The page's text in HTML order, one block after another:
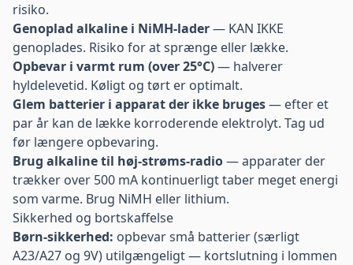
risiko.
Genoplad alkaline i NiMH-lader— KAN IKKE
genoplades. Risiko for at sprænge eller lække.
Opbevar i varmt rum (over 25°C)— halverer
hyldelevetid. Køligt og tørt er optimalt.
Glem batterier i apparat der ikke bruges— efter et
par år kan de lække korroderende elektrolyt. Tag ud
før længere opbevaring.
Brug alkaline til høj-strøms-radio— apparater der
trækker over 500 mA kontinuerligt taber meget energi
som varme. Brug NiMH eller lithium.
Sikkerhed og bortskaffelse
Børn-sikkerhed: opbevar små batterier (særligt
A23/A27 og 9V) utilgængeligt — kortslutning i lommen